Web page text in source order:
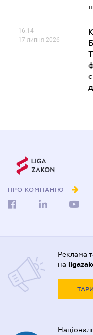
16.14
17 липня 2026
ПРО КОМПАНІЮ
Реклама
на